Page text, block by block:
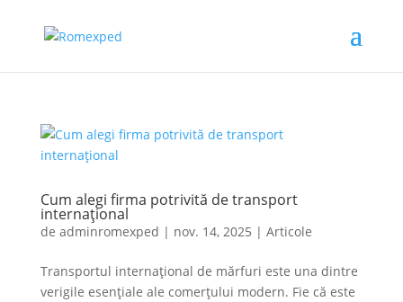
Cum alegi firma potrivită de transport
internațional
de adminromexped | nov. 14, 2025 | Articole
Transportul internațional de mărfuri este una dintre
verigile esențiale ale comerțului modern. Fie că este